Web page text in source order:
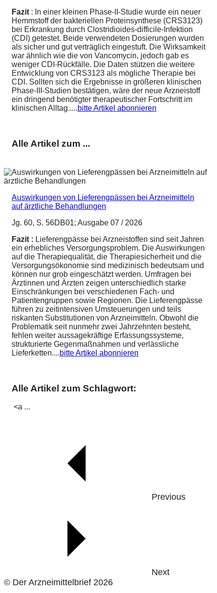
Fazit : In einer kleinen Phase-II-Studie wurde ein neuer
Hemmstoff der bakteriellen Proteinsynthese (CRS3123)
bei Erkrankung durch Clostridioides-difficile-Infektion
(CDI) getestet. Beide verwendeten Dosierungen wurden
als sicher und gut verträglich eingestuft. Die Wirksamkeit
war ähnlich wie die von Vancomycin, jedoch gab es
weniger CDI-Rückfälle. Die Daten stützen die weitere
Entwicklung von CRS3123 als mögliche Therapie bei
CDI. Sollten sich die Ergebnisse in größeren klinischen
Phase-III-Studien bestätigen, wäre der neue Arzneistoff
ein dringend benötigter therapeutischer Fortschritt im
klinischen Alltag.....bitte Artikel abonnieren
Alle Artikel zum ...
Auswirkungen von Lieferengpässen bei Arzneimitteln
auf ärztliche Behandlungen
Jg. 60, S. 56DB01; Ausgabe 07 / 2026
Fazit : Lieferengpässe bei Arzneistoffen sind seit Jahren
ein erhebliches Versorgungsproblem. Die Auswirkungen
auf die Therapiequalität, die Therapiesicherheit und die
Versorgungsökonomie sind medizinisch bedeutsam und
können nur grob eingeschätzt werden. Umfragen bei
Ärztinnen und Ärzten zeigen unterschiedlich starke
Einschränkungen bei verschiedenen Fach- und
Patientengruppen sowie Regionen. Die Lieferengpässe
führen zu zeitintensiven Umsteuerungen und teils
riskanten Substitutionen von Arzneimitteln. Obwohl die
Problematik seit nunmehr zwei Jahrzehnten besteht,
fehlen weiter aussagekräftige Erfassungssysteme,
strukturierte Gegenmaßnahmen und verlässliche
Lieferketten....bitte Artikel abonnieren
Alle Artikel zum Schlagwort:
<a ...
Previous
Next
© Der Arzneimittelbrief 2026